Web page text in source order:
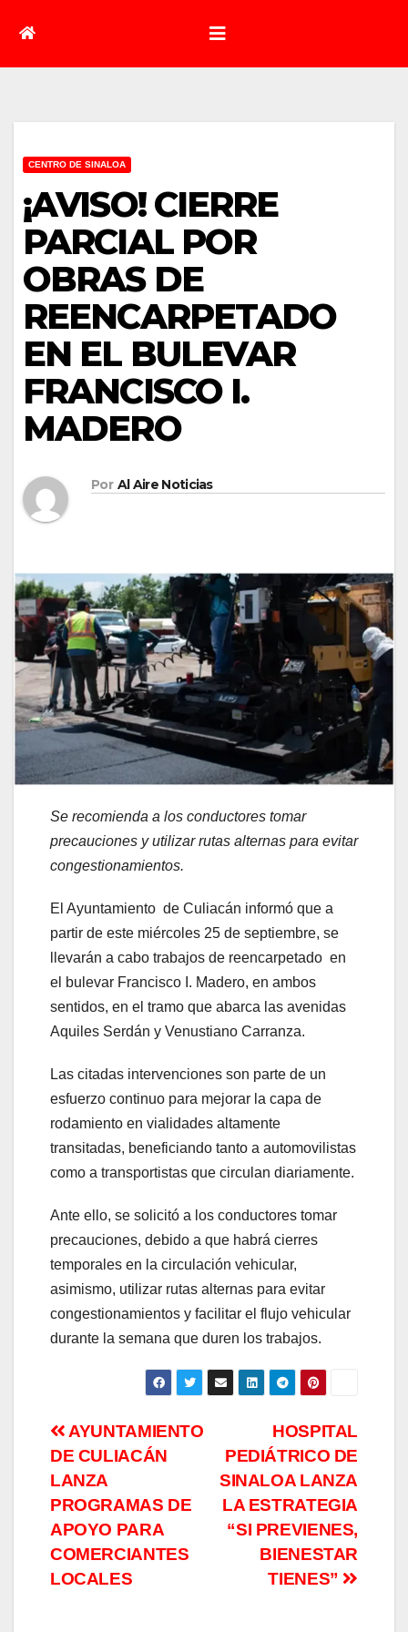
CENTRO DE SINALOA
¡AVISO! CIERRE
PARCIAL POR
OBRAS DE
REENCARPETADO
EN EL BULEVAR
FRANCISCO I.
MADERO
Por Al Aire Noticias
Se recomienda a los conductores tomar
precauciones y utilizar rutas alternas para evitar
congestionamientos.
El Ayuntamiento de Culiacán informó que a
partir de este miércoles 25 de septiembre, se
llevarán a cabo trabajos de reencarpetado en
el bulevar Francisco I. Madero, en ambos
sentidos, en el tramo que abarca las avenidas
Aquiles Serdán y Venustiano Carranza.
Las citadas intervenciones son parte de un
esfuerzo continuo para mejorar la capa de
rodamiento en vialidades altamente
transitadas, beneficiando tanto a automovilistas
como a transportistas que circulan diariamente.
Ante ello, se solicitó a los conductores tomar
precauciones, debido a que habrá cierres
temporales en la circulación vehicular,
asimismo, utilizar rutas alternas para evitar
congestionamientos y facilitar el flujo vehicular
durante la semana que duren los trabajos.
Navegación
de
entradas
HOSPITAL
PEDIÁTRICO DE
SINALOA LANZA
LA ESTRATEGIA
“SI PREVIENES,
BIENESTAR
TIENES”
AYUNTAMIENTO
DE CULIACÁN
LANZA
PROGRAMAS DE
APOYO PARA
COMERCIANTES
LOCALES